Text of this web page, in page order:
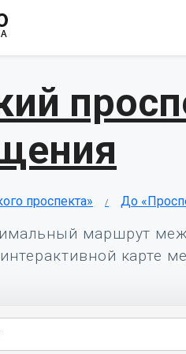
проспекта» До
маршрут
карте